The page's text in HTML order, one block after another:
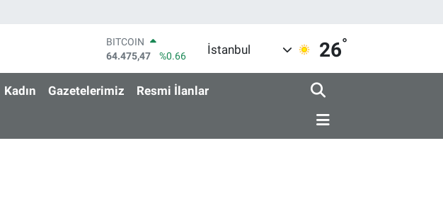
BITCOIN
64.475,47
%0.66
47,5971
%0.05
EURO
64,2534
%0.22
İstanbul 26°
Kadın Gazetelerimiz Resmi İlanlar